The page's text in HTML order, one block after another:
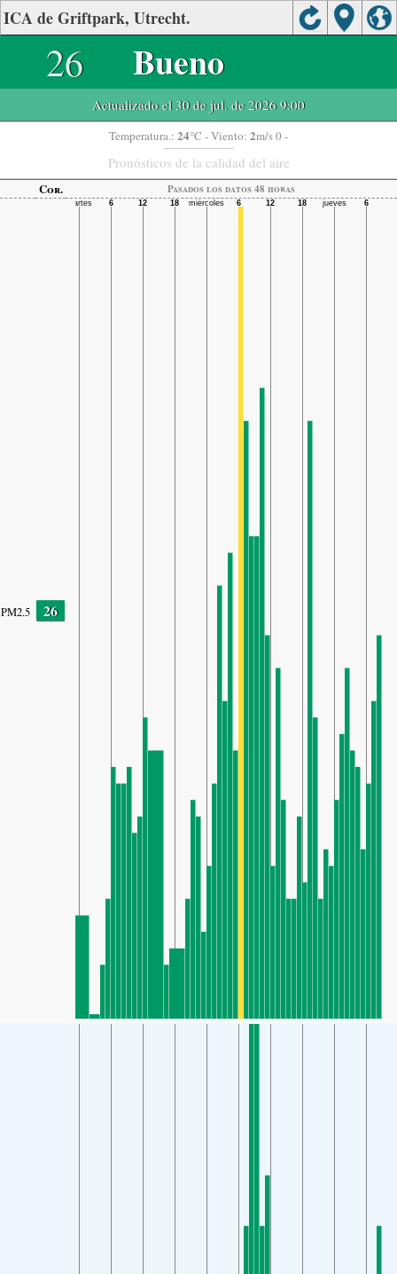
ICA de Griftpark, Utrecht.
26 Bueno
Actualizado el 30 de jul. de 2026 9:00
Temperatura.: 24°C - Viento: 2m/s 0 -
Pronósticos de la calidad del aire
Cor. Pasados ​​los datos 48 horas
PM2.5 26